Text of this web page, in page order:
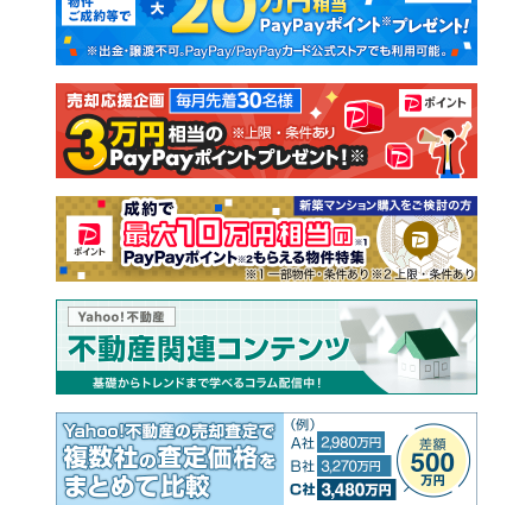
新築一戸建て 中古一戸建て
注文住宅 土地
売却査定